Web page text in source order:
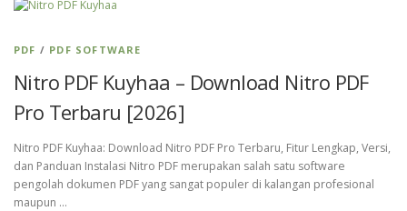
PDF / PDF SOFTWARE
Nitro PDF Kuyhaa – Download Nitro PDF
Pro Terbaru [2026]
Nitro PDF Kuyhaa: Download Nitro PDF Pro Terbaru, Fitur Lengkap, Versi,
dan Panduan Instalasi Nitro PDF merupakan salah satu software
pengolah dokumen PDF yang sangat populer di kalangan profesional
maupun …